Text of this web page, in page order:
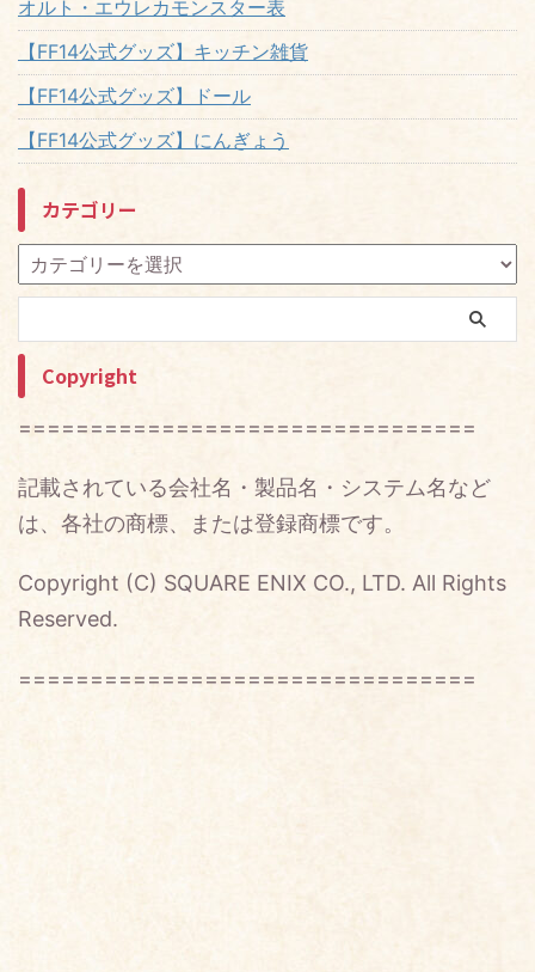
オルト・エウレカモンスター表
【FF14公式グッズ】キッチン雑貨
【FF14公式グッズ】ドール
【FF14公式グッズ】にんぎょう
カテゴリー
Copyright
================================
記載されている会社名・製品名・システム名など
は、各社の商標、または登録商標です。
Copyright (C) SQUARE ENIX CO., LTD. All Rights
Reserved.
================================